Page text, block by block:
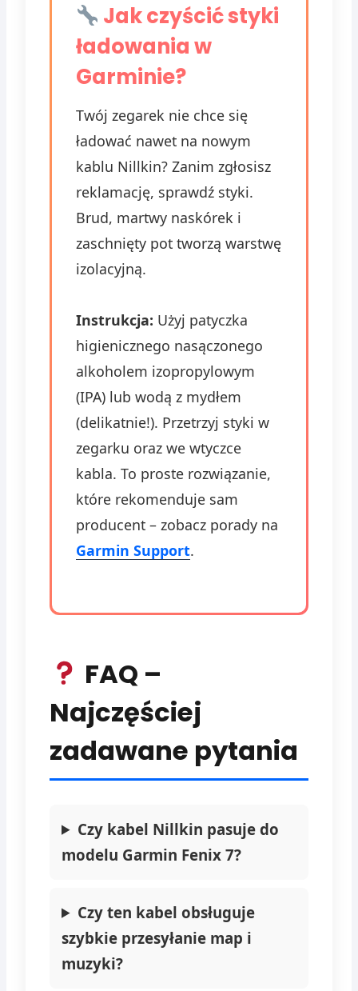
Jak czyścić styki
ładowania w
Garminie?
Twój zegarek nie chce się
ładować nawet na nowym
kablu Nillkin? Zanim zgłosisz
reklamację, sprawdź styki.
Brud, martwy naskórek i
zaschnięty pot tworzą warstwę
izolacyjną.
Instrukcja: Użyj patyczka
higienicznego nasączonego
alkoholem izopropylowym
(IPA) lub wodą z mydłem
(delikatnie!). Przetrzyj styki w
zegarku oraz we wtyczce
kabla. To proste rozwiązanie,
które rekomenduje sam
producent – zobacz porady na
Garmin Support.
FAQ –
Najczęściej
zadawane pytania
Czy kabel Nillkin pasuje do
modelu Garmin Fenix 7?
Czy ten kabel obsługuje
szybkie przesyłanie map i
muzyki?